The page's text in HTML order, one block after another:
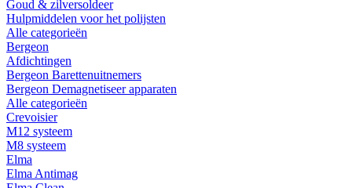
Goud & zilversoldeer
Hulpmiddelen voor het polijsten
Alle categorieën
Bergeon
Afdichtingen
Bergeon Barettenuitnemers
Bergeon Demagnetiseer apparaten
Alle categorieën
Crevoisier
M12 systeem
M8 systeem
Elma
Elma Antimag